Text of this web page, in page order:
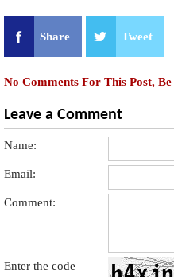
Share Tweet
No Comments For This Post,
Leave a Comment
Name:
Email:
Comment:
Enter the code